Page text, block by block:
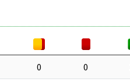
0 0